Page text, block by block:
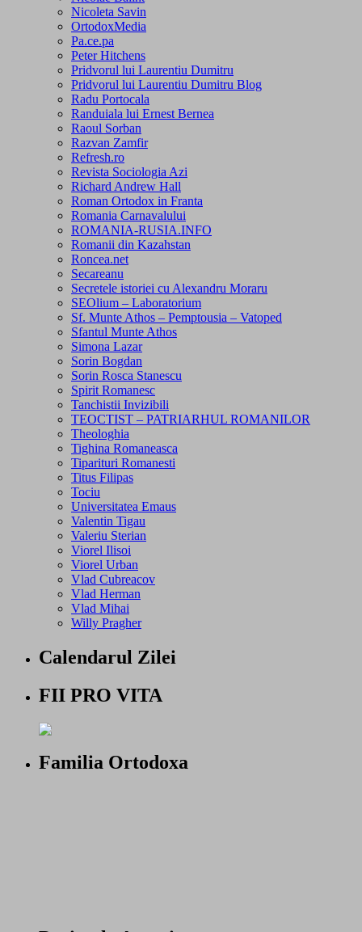
Nicoleta Savin
OrtodoxMedia
Pa.ce.pa
Peter Hitchens
Pridvorul lui Laurentiu Dumitru
Pridvorul lui Laurentiu Dumitru Blog
Radu Portocala
Randuiala lui Ernest Bernea
Raoul Sorban
Razvan Zamfir
Refresh.ro
Revista Sociologia Azi
Richard Andrew Hall
Roman Ortodox in Franta
Romania Carnavalului
ROMANIA-RUSIA.INFO
Romanii din Kazahstan
Roncea.net
Secareanu
Secretele istoriei cu Alexandru Moraru
SEOlium – Laboratorium
Sf. Munte Athos – Pemptousia – Vatoped
Sfantul Munte Athos
Simona Lazar
Sorin Bogdan
Sorin Rosca Stanescu
Spirit Romanesc
Tanchistii Invizibili
TEOCTIST – PATRIARHUL ROMANILOR
Theologhia
Tighina Romaneasca
Tiparituri Romanesti
Titus Filipas
Tociu
Universitatea Emaus
Valentin Tigau
Valeriu Sterian
Viorel Ilisoi
Viorel Urban
Vlad Cubreacov
Vlad Herman
Vlad Mihai
Willy Pragher
Calendarul Zilei
FII PRO VITA
Familia Ortodoxa